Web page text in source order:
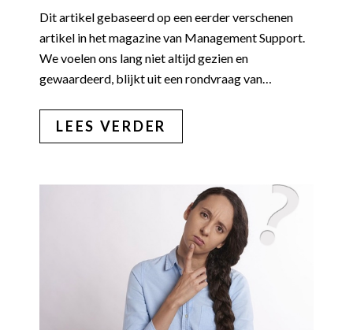
Dit artikel gebaseerd op een eerder verschenen
artikel in het magazine van Management Support.
We voelen ons lang niet altijd gezien en
gewaardeerd, blijkt uit een rondvraag van…
LEES VERDER